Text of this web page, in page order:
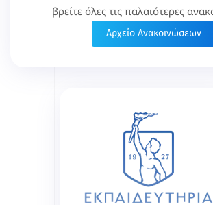
βρείτε όλες τις παλαιότερες
Αρχείο Ανακοινώσεων